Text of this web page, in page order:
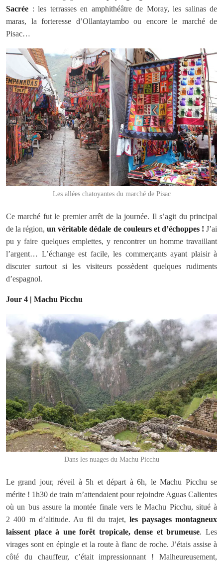
Sacrée : les terrasses en amphithéâtre de Moray, les salinas de
maras, la forteresse d’Ollantaytambo ou encore le marché de
Pisac…
Les allées chatoyantes du marché de Pisac
Ce marché fut le premier arrêt de la journée. Il s’agit du principal
de la région,un véritable dédale de couleurs et d’échoppes ! J’ai
pu y faire quelques emplettes, y rencontrer un homme travaillant
l’argent… L’échange est facile, les commerçants ayant plaisir à
discuter surtout si les visiteurs possèdent quelques rudiments
d’espagnol.
Jour 4 | Machu Picchu
Dans les nuages du Machu Picchu
Le grand jour, réveil à 5h et départ à 6h, le Machu Picchu se
mérite ! 1h30 de train m’attendaient pour rejoindre Aguas Calientes
où un bus assure la montée finale vers le Machu Picchu, situé à
2 400 m d’altitude. Au fil du trajet,les paysages montagneux
laissent place à une forêt tropicale, dense et brumeuse. Les
virages sont en épingle et la route à flanc de roche. J’étais assise à
côté du chauffeur, c’était impressionnant ! Malheureusement,